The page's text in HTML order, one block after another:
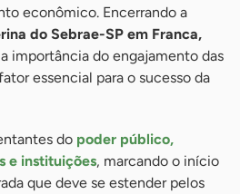
econômico. Encerrando a
do Sebrae-SP em Franca,
importância do engajamento das
essencial para o sucesso da
do poder público,
e instituições, marcando o início
que deve se estender pelos